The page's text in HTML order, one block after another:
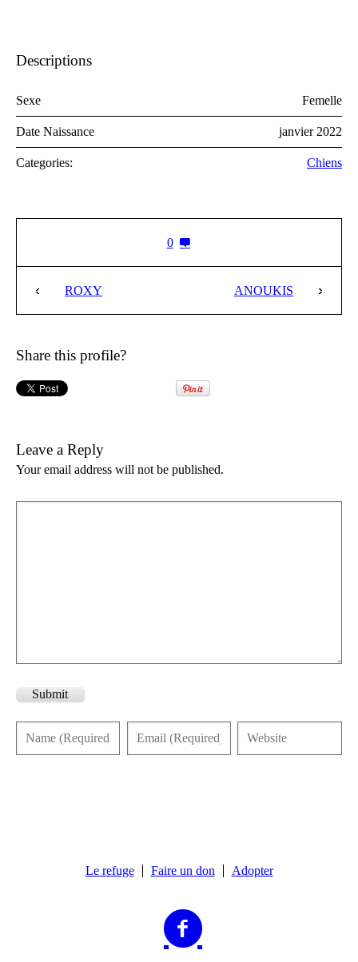
Descriptions
Sexe Femelle
Date Naissance janvier 2022
Categories: Chiens
0
ROXY ANOUKIS
Share this profile?
Leave a Reply
Your email address will not be published.
Submit
Le refuge Faire un don Adopter